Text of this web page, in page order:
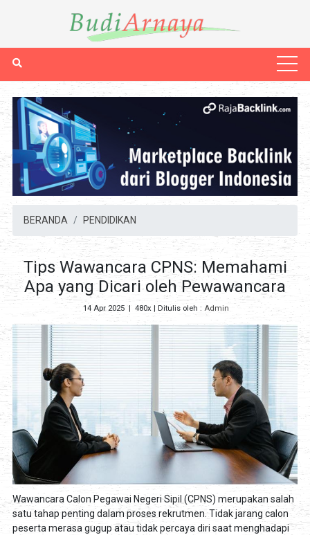
BERANDA PENDIDIKAN
Tips Wawancara CPNS: Memahami
Apa yang Dicari oleh Pewawancara
14 Apr 2025| 480x | Ditulis oleh : Admin
Wawancara Calon Pegawai Negeri Sipil (CPNS) merupakan salah
satu tahap penting dalam proses rekrutmen. Tidak jarang calon
peserta merasa gugup atau tidak percaya diri saat menghadapi